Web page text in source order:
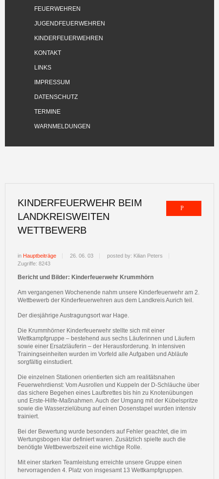
FEUERWEHREN
JUGENDFEUERWEHREN
KINDERFEUERWEHREN
KONTAKT
LINKS
IMPRESSUM
DATENSCHUTZ
TERMINE
WARNMELDUNGEN
KINDERFEUERWEHR BEIM
LANDKREISWEITEN
WETTBEWERB
in Hauptbeiträge 26. 06. 03
posted by: Kilian Peters
Zugriffe: 8243
Bericht und Bilder: Kinderfeuerwehr Krummhörn
Am vergangenen Wochenende nahm unsere Kinderfeuerwehr am 2.
Wettbewerb der Kinderfeuerwehren aus dem Landkreis Aurich teil.
Der diesjährige Austragungsort war Hage.
Die Krummhörner Kinderfeuerwehr stellte sich mit einer
Wettkampfgruppe – bestehend aus sechs Läuferinnen und Läufern
sowie einer Ersatzläuferin – der Herausforderung. In intensiven
Trainingseinheiten wurden im Vorfeld alle Aufgaben und Abläufe
sorgfältig einstudiert.
Die einzelnen Stationen orientierten sich am realitätsnahen
Feuerwehrdienst: Vom Ausrollen und Kuppeln der D-Schläuche über
das sichere Begehen eines Laufbrettes bis hin zu Knotenübungen
und Erste-Hilfe-Maßnahmen. Auch der Umgang mit der Kübelspritze
sowie die Wasserzielübung auf einen Dosenstapel wurden intensiv
trainiert.
Bei der Bewertung wurde besonders auf Fehler geachtet, die im
Wertungsbogen klar definiert waren. Zusätzlich spielte auch die
benötigte Wettbewerbszeit eine wichtige Rolle.
Mit einer starken Teamleistung erreichte unsere Gruppe einen
hervorragenden 4. Platz von insgesamt 13 Wettkampfgruppen.